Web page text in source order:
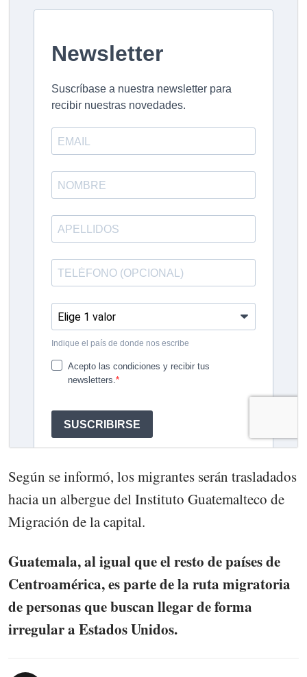
Según se informó, los migrantes serán trasladados
hacia un albergue del Instituto Guatemalteco de
Migración de la capital.
Guatemala, al igual que el resto de países de
Centroamérica, es parte de la ruta migratoria
de personas que buscan llegar de forma
irregular a Estados Unidos.